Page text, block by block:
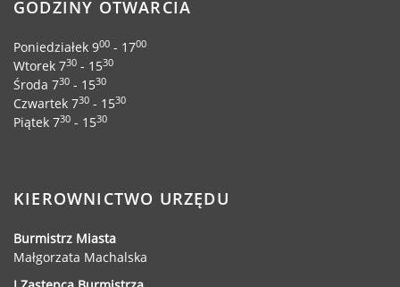
GODZINY OTWARCIA
Poniedziałek 900 - 1700
Wtorek 730 - 1530
Środa 730 - 1530
Czwartek 730 - 1530
Piątek 730 - 1530
KIEROWNICTWO URZĘDU
Burmistrz Miasta
Małgorzata Machalska